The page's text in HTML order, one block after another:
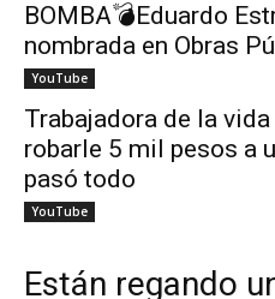
BOMBA💣Eduardo
nombrada en Obras
YouTube
Trabajadora de la
robarle 5 mil pesos a
pasó todo
YouTube
Están regando